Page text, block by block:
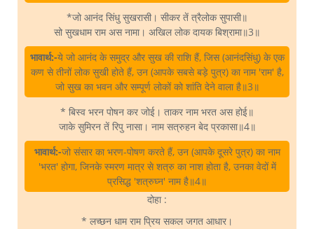
*जो आनंद सिंधु सुखरासी। सीकर तें त्रैलोक सुपासी॥
सो सुखधाम राम अस नामा। अखिल लोक दायक बिश्रामा॥3॥
भावार्थ:-ये जो आनंद के समुद्र और सुख की राशि हैं, जिस (आनंदसिंधु) के एक
कण से तीनों लोक सुखी होते हैं, उन (आपके सबसे बड़े पुत्र) का नाम 'राम' है,
जो सुख का भवन और सम्पूर्ण लोकों को शांति देने वाला है॥3॥
* बिस्व भरन पोषन कर जोई। ताकर नाम भरत अस होई॥
जाके सुमिरन तें रिपु नासा। नाम सत्रुहन बेद प्रकासा॥4॥
भावार्थ:-जो संसार का भरण-पोषण करते हैं, उन (आपके दूसरे पुत्र) का नाम
'भरत' होगा, जिनके स्मरण मात्र से शत्रु का नाश होता है, उनका वेदों में
प्रसिद्ध 'शत्रुघ्न' नाम है॥4॥
दोहा :
* लच्छन धाम राम प्रिय सकल जगत आधार।